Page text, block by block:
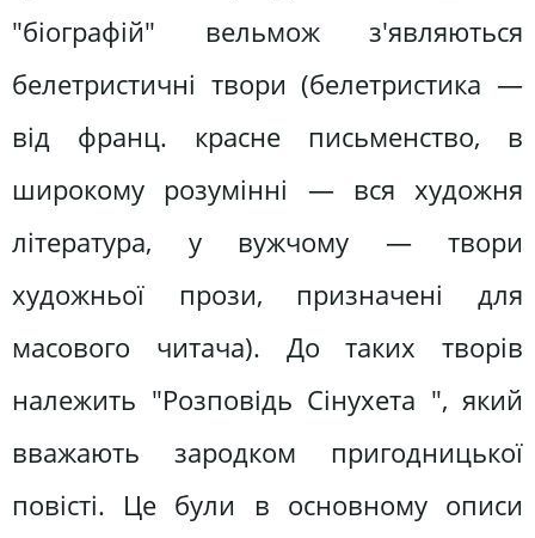
"біографій" вельмож з'являються
белетристичні твори (белетристика —
від франц. красне письменство, в
широкому розумінні — вся художня
література, у вужчому — твори
художньої прози, призначені для
масового читача). До таких творів
належить "Розповідь Сінухета ", який
вважають зародком пригодницької
повісті. Це були в основному описи